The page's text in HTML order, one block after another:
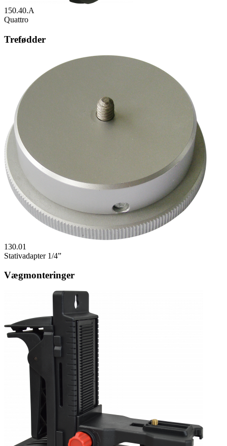
150.40.A
Quattro
Trefødder
130.01
Stativadapter 1/4”
Vægmonteringer